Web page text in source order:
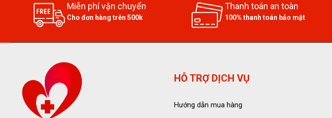
Miễn phí vận chuyển
Cho đơn hàng trên 500k
Thanh toán an toàn
100% thanh toán bảo mật
HỖ TRỢ DỊCH VỤ
Hướng dẫn mua hàng